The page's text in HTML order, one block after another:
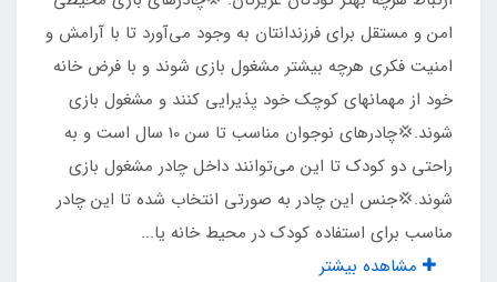
شماره 5
نوع چاپ تصویر
چاپ بنری
مناسب برای بازی
امن و مستقل برای فرزندانتان به وجود می‌آورد تا با آرامش و
امنیت فکری هرچه بیشتر مشغول بازی شوند و با فرض خانه
خود از مهمانهای کوچک خود پذیرایی کنند و مشغول بازی
شوند.💢چادرهای نوجوان مناسب تا سن 10 سال است و به
راحتی دو کودک تا این می‌توانند داخل چادر مشغول بازی
شوند.💢جنس این چادر به صورتی انتخاب شده تا این چادر
مناسب برای استفاده کودک در محیط خانه یا...
مشاهده بیشتر